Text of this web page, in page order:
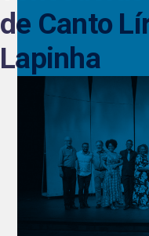
de Canto
Lapinha